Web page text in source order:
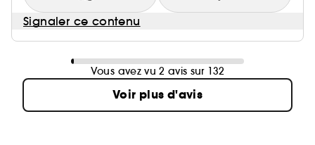
Signaler ce contenu
Vous avez vu 2 avis sur 132
Voir plus d'avis